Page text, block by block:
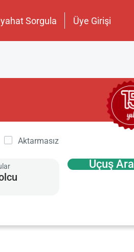
Sorgula Üye Girişi
Aktarmasız
Uçuş Ara